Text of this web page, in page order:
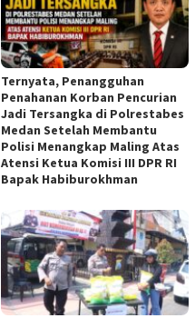
Ternyata, Penangguhan
Penahanan Korban Pencurian
Jadi Tersangka di Polrestabes
Medan Setelah Membantu
Polisi Menangkap Maling Atas
Atensi Ketua Komisi III DPR RI
Bapak Habiburokhman